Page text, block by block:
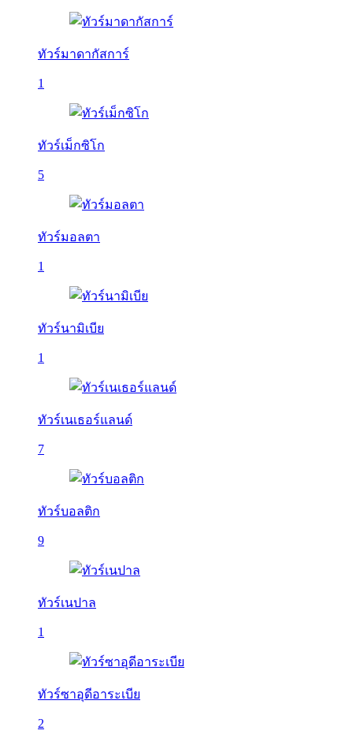
ทัวร์มาดากัสการ์
1
ทัวร์เม็กซิโก
5
ทัวร์มอลตา
1
ทัวร์นามิเบีย
1
ทัวร์เนเธอร์แลนด์
7
ทัวร์บอลติก
9
ทัวร์เนปาล
1
ทัวร์ซาอุดีอาระเบีย
2